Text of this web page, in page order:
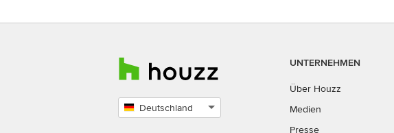
Deutschland
UNTERNEHMEN
Über Houzz
Medien
Presse